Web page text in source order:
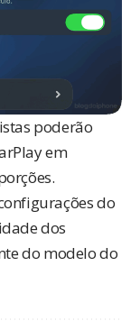
poderão
em
do
dos
do modelo do